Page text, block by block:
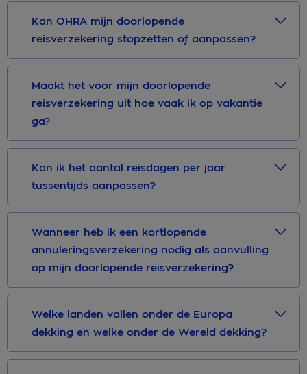
Kan OHRA mijn doorlopende
reisverzekering stopzetten of aanpassen?
Maakt het voor mijn doorlopende
reisverzekering uit hoe vaak ik op vakantie
ga?
Kan ik het aantal reisdagen per jaar
tussentijds aanpassen?
Wanneer heb ik een kortlopende
annuleringsverzekering nodig als aanvulling
op mijn doorlopende reisverzekering?
Welke landen vallen onder de Europa
dekking en welke onder de Wereld dekking?